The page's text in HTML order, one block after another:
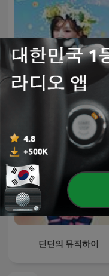
웬디의 영스트리트
딘딘의 뮤직하이